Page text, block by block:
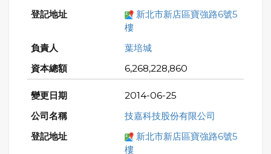
新北市新店區寶強路6號5
樓
葉培城
6,268,228,860
2014-06-25
技嘉科技股份有限公司
新北市新店區寶強路6號5
樓